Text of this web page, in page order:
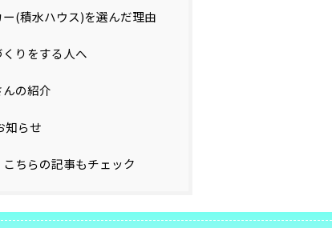
(積水ハウス)を選んだ理由
りをする人へ
の紹介
知らせ
ちらの記事もチェック